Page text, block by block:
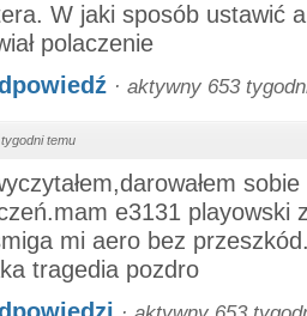
W jaki sposób ustawić
polaczenie
· aktywny 653
temu
e3131 playowski
mi aero bez
tragedia pozdro